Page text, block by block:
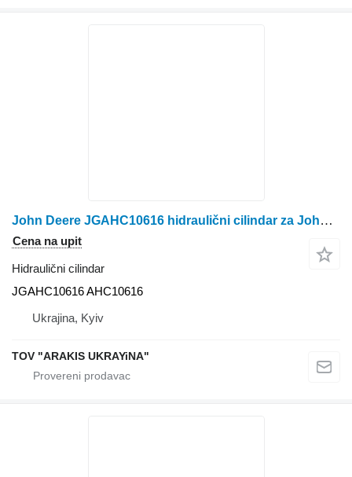
John Deere JGAHC10616 hidraulični cilindar za John Deere kombajna za žito
Cena na upit
Hidraulični cilindar
JGAHC10616 AHC10616
Ukrajina, Kyiv
TOV "ARAKIS UKRAYiNA"